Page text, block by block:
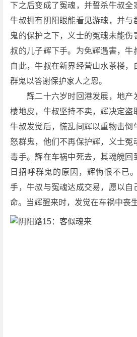
下之后变成了冤魂，并誓杀牛叔全
牛叔拥有阴阳眼能看见游魂，并与
鬼的保护之下，义士的冤魂未能伤
叔的儿子辉下手。为免辉遇害，牛
自此，牛叔在新界经营山水茶楼，
群鬼以答谢保护家人之恩。
辉二十六岁时回港发展，地产
楼地皮，牛叔坚持不卖，辉决定盗
牛叔发觉后，慌乱间辉以重物击倒
怒群鬼，他们不再保护辉，义士冤
毒手。辉在车祸中死去，其魂魄回
日招呼群鬼的原因，辉悔恨不已
手，牛叔与冤魂达成交易，愿以自
命。当辉醒来时，发觉在车祸中丧